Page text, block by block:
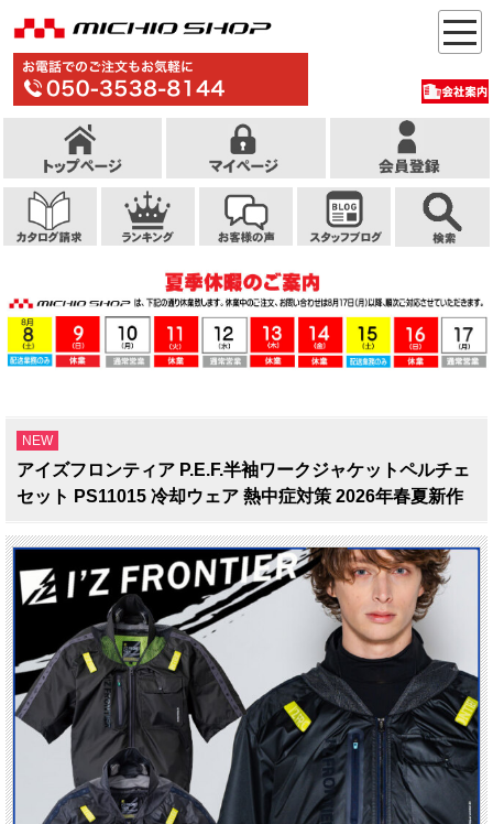
NEW
アイズフロンティア P.E.F.半袖ワークジャケットペルチェ
セット PS11015 冷却ウェア 熱中症対策 2026年春夏新作